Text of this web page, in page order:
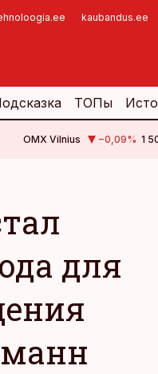
kaubandus.ee
ТОПы
OMX Vilnius −0,09% 1
для